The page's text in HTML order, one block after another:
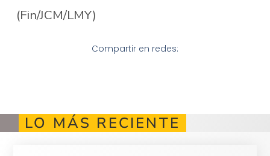
(Fin/JCM/LMY)
Compartir en redes:
LO MÁS RECIENTE